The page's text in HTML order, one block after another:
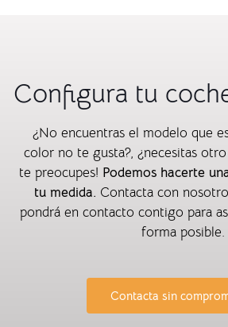
Configura tu
¿No encuentras el modelo que
color no te gusta?, ¿necesitas
te preocupes! Podemos hacerte
tu medida. Contacta con
pondrá en contacto contigo para
forma posible.
Contacta sin